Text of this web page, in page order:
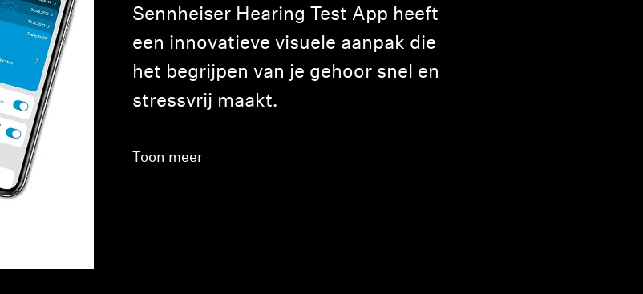
Sennheiser Hearing Test App heeft
een innovatieve visuele aanpak die
het begrijpen van je gehoor snel en
stressvrij maakt.
Toon meer